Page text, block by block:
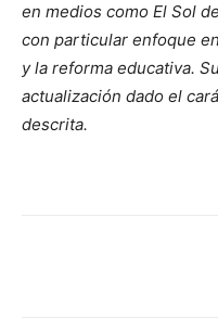
en medios como El Sol
con particular enfoque
y la reforma educativa.
actualización dado el
descrita.